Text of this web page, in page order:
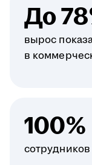
До
вырос
в
100%